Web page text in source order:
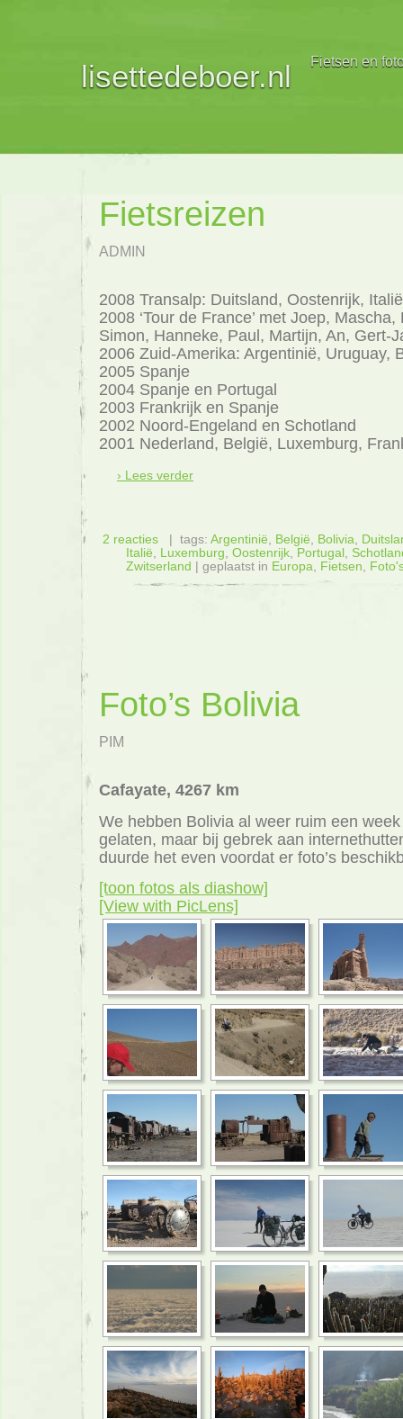
lisettedeboer.nl Fietsen en
Fietsreizen
ADMIN
2008 Transalp: Duitsland, Oostenrijk,
2008 ‘Tour de France’ met Joep,
Simon, Hanneke, Paul, Martijn, An, Gert-
2006 Zuid-Amerika: Argentinië, Uruguay,
2005 Spanje
2004 Spanje en Portugal
2003 Frankrijk en Spanje
2002 Noord-Engeland en Schotland
2001 Nederland, België, Luxemburg,
› Lees verder
2 reacties | tags: Argentinië België Bolivia
Italië
Luxemburg Oostenrijk, Portugal
Zwitserland
| geplaatst in Europa Fietsen
Foto’s Bolivia
PIM
Cafayate, 4267 km
We hebben Bolivia al weer ruim een
gelaten, maar bij gebrek aan
duurde het even voordat er foto’s
[toon fotos als diashow]
[View with PicLens]